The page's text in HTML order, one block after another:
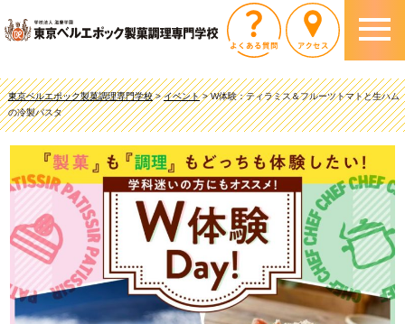
東京ベルエポック製菓調理専門学校>イベント>W体験：ティラミス＆フルーツトマトと生ハム
の冷製パスタ